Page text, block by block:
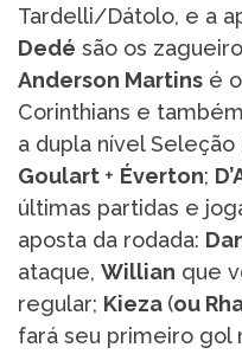
Tardelli/Dátolo, e a
Dedé são os
Anderson Martins é
Corinthians e
a dupla nível Seleção
Goulart + Éverton;
últimas partidas e
aposta da rodada:
ataque, Willian que
regular; Kieza (ou
fará seu primeiro gol